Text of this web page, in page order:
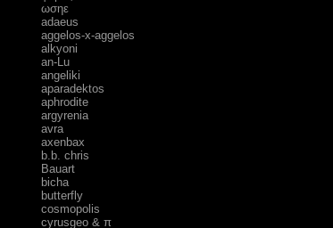
ωσηε
adaeus
aggelos-x-aggelos
alkyoni
an-Lu
angeliki
aparadektos
aphrodite
argyrenia
avra
axenbax
b.b. chris
Bauart
bicha
butterfly
cosmopolis
cyrusgeo & π